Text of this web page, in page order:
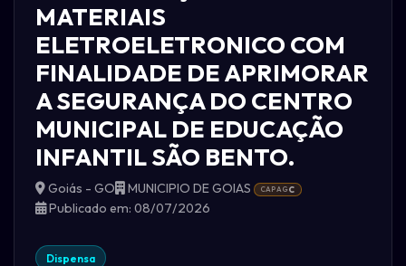
MATERIAIS
ELETROELETRONICO COM
FINALIDADE DE APRIMORAR
A SEGURANÇA DO CENTRO
MUNICIPAL DE EDUCAÇÃO
INFANTIL SÃO BENTO.
Goiás - GO MUNICIPIO DE GOIAS CAPAGC
Publicado em: 08/07/2026
Dispensa